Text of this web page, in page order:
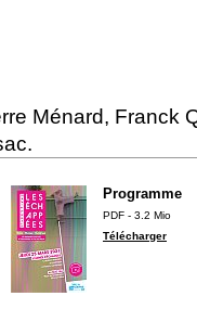
Ménard, Franck
Programme
PDF - 3.2 Mio
Télécharger